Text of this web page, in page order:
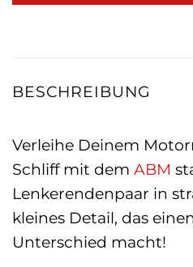
BESCHREIBUNG
Verleihe Deinem
Schliff mit dem ABM
Lenkerendenpaar in
kleines Detail, das
Unterschied macht!